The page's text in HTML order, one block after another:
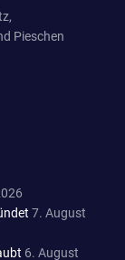
Pieschen
7. August
6. August